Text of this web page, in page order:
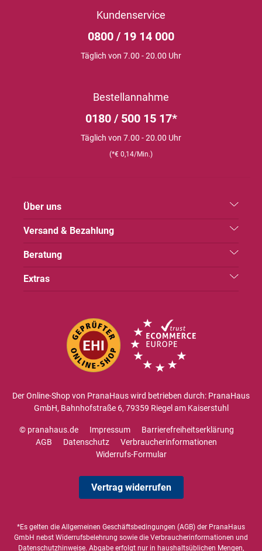
Kundenservice
0800 / 19 14 000
Täglich von 7.00 - 20.00 Uhr
Bestellannahme
0180 / 500 15 17*
Täglich von 7.00 - 20.00 Uhr
(*€ 0,14/Min.)
Über uns
Versand & Bezahlung
Beratung
Extras
Der Online-Shop von PranaHaus wird betrieben durch: PranaHaus
GmbH, Bahnhofstraße 6, 79359 Riegel am Kaiserstuhl
© pranahaus.de Impressum
Barrierefreiheitserklärung
AGB
Datenschutz
Verbraucherinformationen
Widerrufs-Formular
Vertrag widerrufen
*Es gelten die Allgemeinen Geschäftsbedingungen (AGB) der PranaHaus
GmbH nebst Widerrufsbelehrung sowie die Verbraucherinformationen und
Datenschutzhinweise. Abgabe erfolgt nur in haushaltsüblichen Mengen,